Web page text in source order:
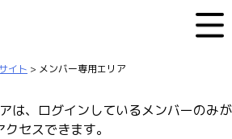
イト > メンバー専用エリア
は、ログインしているメンバーのみが
クセスできます。